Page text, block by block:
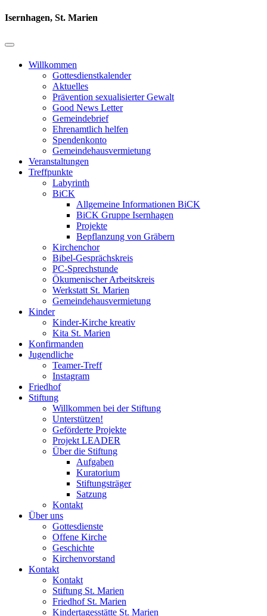
Isernhagen, St. Marien
Willkommen
Gottesdienstkalender
Aktuelles
Prävention sexualisierter Gewalt
Good News Letter
Gemeindebrief
Ehrenamtlich helfen
Spendenkonto
Gemeindehausvermietung
Veranstaltungen
Treffpunkte
Labyrinth
BiCK
Allgemeine Informationen BiCK
BiCK Gruppe Isernhagen
Projekte
Bepflanzung von Gräbern
Kirchenchor
Bibel-Gesprächskreis
PC-Sprechstunde
Ökumenischer Arbeitskreis
Werkstatt St. Marien
Gemeindehausvermietung
Kinder
Kinder-Kirche kreativ
Kita St. Marien
Konfirmanden
Jugendliche
Teamer-Treff
Instagram
Friedhof
Stiftung
Willkommen bei der Stiftung
Unterstützen!
Geförderte Projekte
Projekt LEADER
Über die Stiftung
Aufgaben
Kuratorium
Stiftungsträger
Satzung
Kontakt
Über uns
Gottesdienste
Offene Kirche
Geschichte
Kirchenvorstand
Kontakt
Kontakt
Stiftung St. Marien
Friedhof St. Marien
Kindertagesstätte St. Marien